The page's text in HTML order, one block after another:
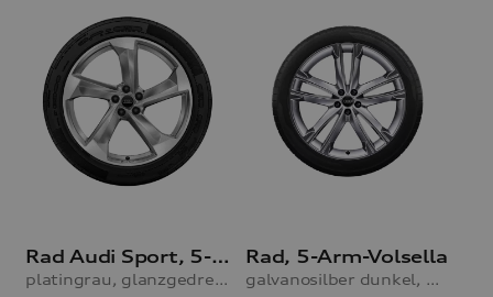
Rad Audi Sport, 5-Arm-Turbine
platingrau, glanzgedreht, 10,0Jx21, Reifen 285/45 R21 113Y XL
Rad, 5-Arm-Volsella
galvanosilber dunkel, 10,0Jx22, Winterreifen 285/40 R22 110V XL